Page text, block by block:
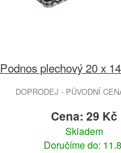
Podnos plechový 20 x
DOPRODEJ - PŮVODNÍ
Cena: 29 Kč
Skladem
Doručíme do: